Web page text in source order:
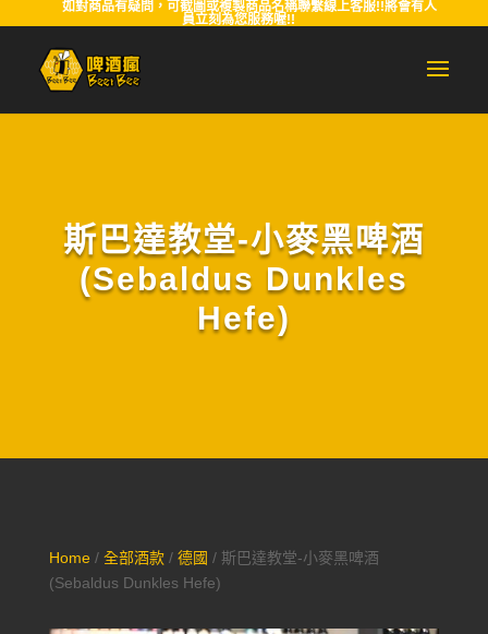
如對商品有疑問，可截圖或複製商品名稱聯繫線上客服!!將會有人
員立刻為您服務喔!!
斯巴達教堂-小麥黑啤酒
(Sebaldus Dunkles
Hefe)
Home/ 全部酒款/ 德國 / 斯巴達教堂-小麥黑啤酒
(Sebaldus Dunkles Hefe)